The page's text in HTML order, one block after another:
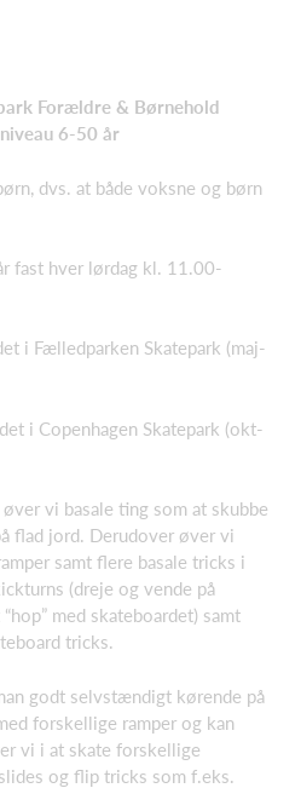
Forældre & Børnehold
6-50 år
dvs. at både voksne og børn
fast hver lørdag kl. 11.00-
i Fælledparken Skatepark (maj-
i Copenhagen Skatepark (okt-
vi basale ting som at skubbe
flad jord. Derudover øver vi
samt flere basale tricks i
(dreje og vende på
med skateboardet) samt
tricks.
godt selvstændigt kørende på
forskellige ramper og kan
vi i at skate forskellige
og flip tricks som f.eks.